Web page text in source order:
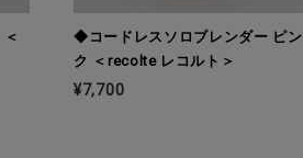
◆コードレスソロブレンダー ピン
ク ＜recolte レコルト＞
¥7,700